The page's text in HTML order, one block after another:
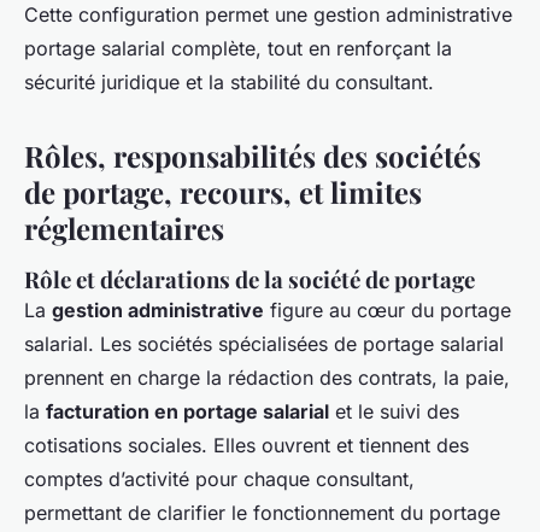
Cette configuration permet une gestion administrative
portage salarial complète, tout en renforçant la
sécurité juridique et la stabilité du consultant.
Rôles, responsabilités des sociétés
de portage, recours, et limites
réglementaires
Rôle et déclarations de la société de portage
La gestion administrative figure au cœur du portage
salarial. Les sociétés spécialisées de portage salarial
prennent en charge la rédaction des contrats, la paie,
la facturation en portage salarial et le suivi des
cotisations sociales. Elles ouvrent et tiennent des
comptes d’activité pour chaque consultant,
permettant de clarifier le fonctionnement du portage